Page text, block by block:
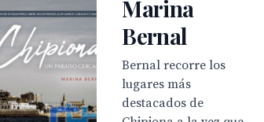
Marina
Bernal
Bernal recorre los
lugares más
destacados de